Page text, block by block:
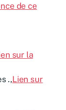
de ce
sur la
.,Lien sur